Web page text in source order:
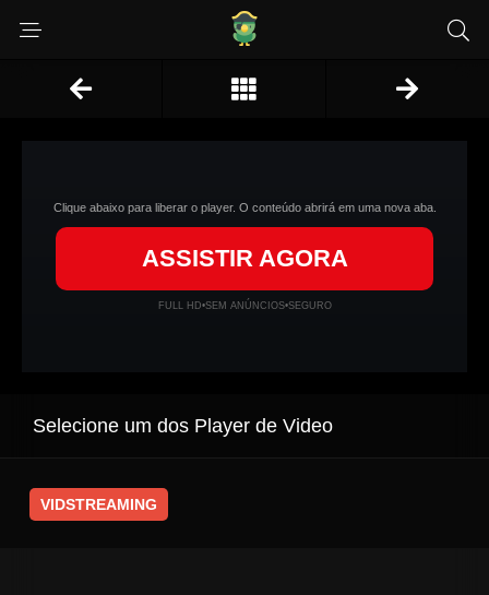
Clique abaixo para liberar o player. O conteúdo abrirá em uma nova aba.
ASSISTIR AGORA
FULL HD•SEM ANÚNCIOS•SEGURO
Selecione um dos Player de Video
VIDSTREAMING